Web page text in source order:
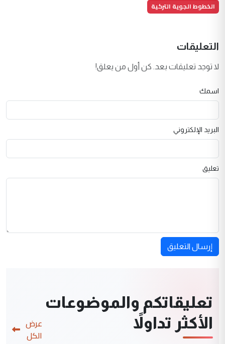
الخطوط الجوية التركية
التعليقات
لا توجد تعليقات بعد. كن أول من يعلق!
اسمك
البريد الإلكتروني
تعليق
إرسال التعليق
تعليقاتكم والموضوعات
الأكثر تداولاً
عرض
الكل